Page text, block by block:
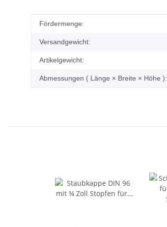
Produkteigenschaft
Wert
Fördermenge:
Versandgewicht:
Artikelgewicht:
Abmessungen ( Länge × Breite × Höhe ):